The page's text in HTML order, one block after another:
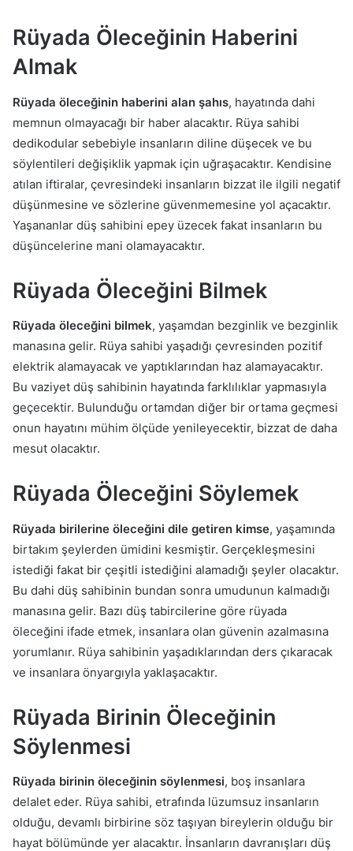
Rüyada Öleceğinin Haberini
Almak
Rüyada öleceğinin haberini alan şahıs, hayatında dahi
memnun olmayacağı bir haber alacaktır. Rüya sahibi
dedikodular sebebiyle insanların diline düşecek ve bu
söylentileri değişiklik yapmak için uğraşacaktır. Kendisine
atılan iftiralar, çevresindeki insanların bizzat ile ilgili negatif
düşünmesine ve sözlerine güvenmemesine yol açacaktır.
Yaşananlar düş sahibini epey üzecek fakat insanların bu
düşüncelerine mani olamayacaktır.
Rüyada Öleceğini Bilmek
Rüyada öleceğini bilmek, yaşamdan bezginlik ve bezginlik
manasına gelir. Rüya sahibi yaşadığı çevresinden pozitif
elektrik alamayacak ve yaptıklarından haz alamayacaktır.
Bu vaziyet düş sahibinin hayatında farklılıklar yapmasıyla
geçecektir. Bulunduğu ortamdan diğer bir ortama geçmesi
onun hayatını mühim ölçüde yenileyecektir, bizzat de daha
mesut olacaktır.
Rüyada Öleceğini Söylemek
Rüyada birilerine öleceğini dile getiren kimse, yaşamında
birtakım şeylerden ümidini kesmiştir. Gerçekleşmesini
istediği fakat bir çeşitli istediğini alamadığı şeyler olacaktır.
Bu dahi düş sahibinin bundan sonra umudunun kalmadığı
manasına gelir. Bazı düş tabircilerine göre rüyada
öleceğini ifade etmek, insanlara olan güvenin azalmasına
yorumlanır. Rüya sahibinin yaşadıklarından ders çıkaracak
ve insanlara önyargıyla yaklaşacaktır.
Rüyada Birinin Öleceğinin
Söylenmesi
Rüyada birinin öleceğinin söylenmesi, boş insanlara
delalet eder. Rüya sahibi, etrafında lüzumsuz insanların
olduğu, devamlı birbirine söz taşıyan bireylerin olduğu bir
hayat bölümünde yer alacaktır. İnsanların davranışları düş